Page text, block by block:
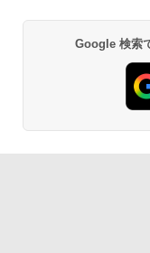
Google 検索